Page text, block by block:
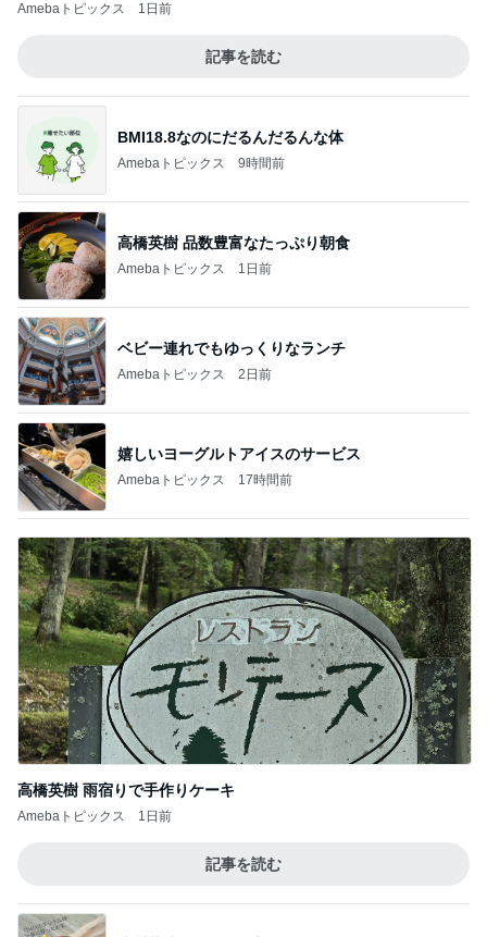
Amebaトピックス 1日前
記事を読む
BMI18.8なのにだるんだるんな体
Amebaトピックス 9時間前
高橋英樹 品数豊富なたっぷり朝食
Amebaトピックス 1日前
ベビー連れでもゆっくりなランチ
Amebaトピックス 2日前
嬉しいヨーグルトアイスのサービス
Amebaトピックス 17時間前
高橋英樹 雨宿りで手作りケーキ
Amebaトピックス 1日前
記事を読む